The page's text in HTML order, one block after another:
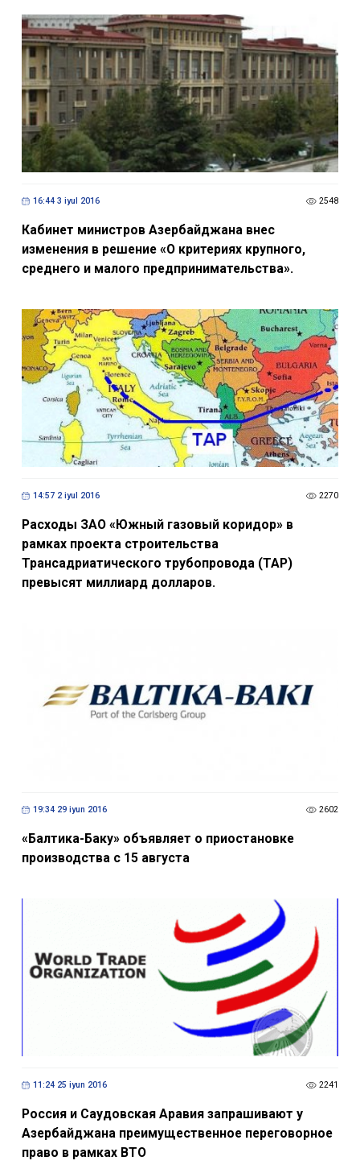
16:44 3 iyul 2016 2548
Кабинет министров Азербайджана внес
изменения в решение «О критериях крупного,
среднего и малого предпринимательства».
14:57 2 iyul 2016 2270
Расходы ЗАО «Южный газовый коридор» в
рамках проекта строительства
Трансадриатического трубопровода (TAP)
превысят миллиард долларов.
19:34 29 iyun 2016 2602
«Балтика-Баку» объявляет о приостановке
производства с 15 августа
11:24 25 iyun 2016 2241
Россия и Саудовская Аравия запрашивают у
Азербайджана преимущественное переговорное
право в рамках ВТО